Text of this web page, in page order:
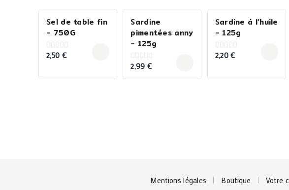
Sel de table fin
– 750G
0
2,50 €
Sardine
pimentées anny
– 125g
0
of
2,99 €
Sardine à l’huile
– 125g
0
2,20€
Mentions légales Boutique Votre